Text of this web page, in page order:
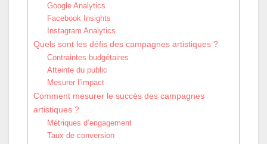
Google Analytics
Facebook Insights
Instagram Analytics
Quels sont les défis des campagnes artistiques ?
Contraintes budgétaires
Atteinte du public
Mesurer l’impact
Comment mesurer le succès des campagnes
artistiques ?
Métriques d’engagement
Taux de conversion